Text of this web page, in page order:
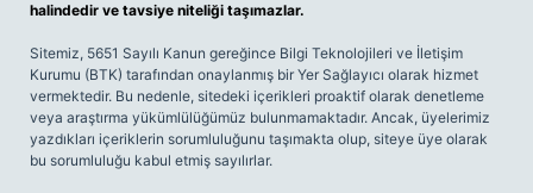
halindedir ve tavsiye niteliği taşımazlar.
Sitemiz, 5651 Sayılı Kanun gereğince Bilgi Teknolojileri ve İletişim
Kurumu (BTK) tarafından onaylanmış bir Yer Sağlayıcı olarak hizmet
vermektedir. Bu nedenle, sitedeki içerikleri proaktif olarak denetleme
veya araştırma yükümlülüğümüz bulunmamaktadır. Ancak, üyelerimiz
yazdıkları içeriklerin sorumluluğunu taşımakta olup, siteye üye olarak
bu sorumluluğu kabul etmiş sayılırlar.